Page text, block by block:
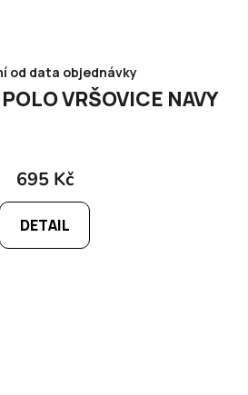
od data objednávky
VRŠOVICE NAVY
695 Kč
DETAIL